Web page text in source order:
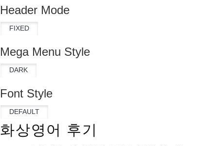
Header Mode
Mega Menu Style
Font Style
화상영어 후기